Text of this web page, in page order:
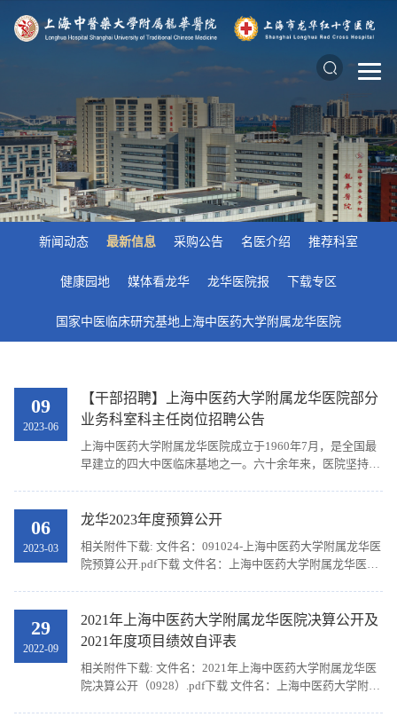
新闻动态 最新信息 采购公告 名医介绍 推荐科室
健康园地 媒体看龙华 龙华医院报 下载专区
国家中医临床研究基地上海中医药大学附属龙华医院
09
2023-06
【干部招聘】上海中医药大学附属龙华医院部分
业务科室科主任岗位招聘公告
上海中医药大学附属龙华医院成立于1960年7月，是全国最
早建立的四大中医临床基地之一。六十余年来，医院坚持中
06
2023-03
龙华2023年度预算公开
相关附件下载: 文件名：091024-上海中医药大学附属龙华医
院预算公开.pdf下载 文件名：上海中医药大学附属龙华医院
29
2022-09
2021年上海中医药大学附属龙华医院决算公开及
2021年度项目绩效自评表
相关附件下载: 文件名：2021年上海中医药大学附属龙华医
院决算公开（0928）.pdf下载 文件名：上海中医药大学附属